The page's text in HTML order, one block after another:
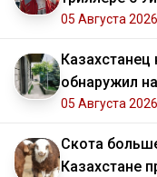
05 Августа
обнаружил
05 Августа
Скота
Казахстане